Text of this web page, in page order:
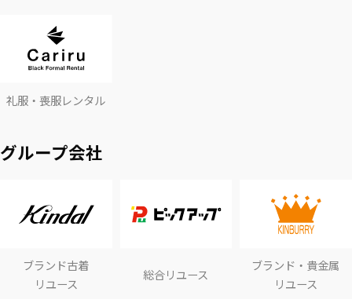
礼服・喪服レンタル
グループ会社
ブランド古着
リユース
総合リユース
ブランド・貴金属
リユース